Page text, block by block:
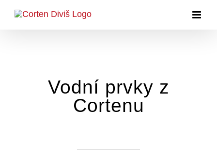
Přeskočit
Vodní prvky z
Cortenu